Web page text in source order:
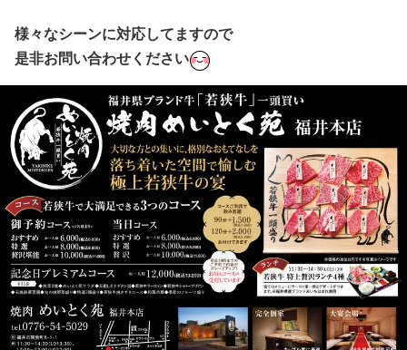
様々なシーンに対応してますので
是非お問い合わせください